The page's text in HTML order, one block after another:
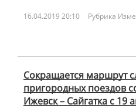
16.04.2019 20:10 Рубрика
Сокращается маршрут
пригородных поездов
Ижевск – Сайгатка с 19